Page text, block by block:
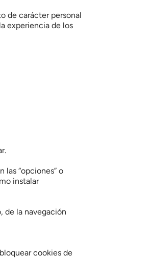
de carácter personal
experiencia de los
“opciones” o
instalar
de la navegación
cookies de